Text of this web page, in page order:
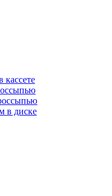
в диске